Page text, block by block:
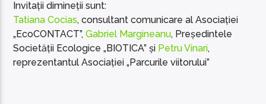
EcoFM Chisinau
Invitații dimineții sunt:
Tatiana Cocias, consultant comunicare al Asociației
„EcoCONTACT”,Gabriel Margineanu, Președintele
Societății Ecologice „BIOTICA” și Petru Vinari,
reprezentantul Asociației „Parcurile viitorului”